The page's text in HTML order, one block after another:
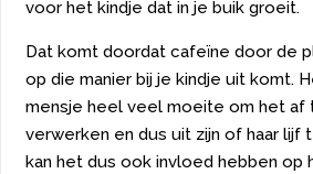
voor het kindje dat in je buik groeit.
Dat komt doordat cafeïne door de
op die manier bij je kindje uit komt.
mensje heel veel moeite om het
verwerken en dus uit zijn of haar lijf
kan het dus ook invloed hebben op